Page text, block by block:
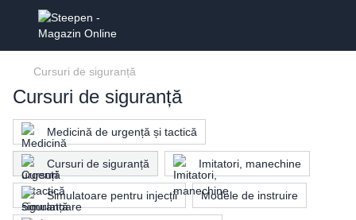
Cursuri de siguranță
Cursuri de siguranță
Medicină de urgență și tactică
Cursuri de siguranță Imitatori, manechine
Simulatoare pentru injecții Modele de instruire